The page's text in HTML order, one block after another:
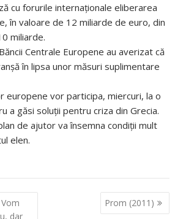
cu forurile internaţionale eliberarea
în valoare de 12 miliarde de euro, din
miliarde.
Centrale Europene au averizat că
în lipsa unor măsuri suplimentare
europene vor participa, miercuri, la o
a găsi soluţii pentru criza din Grecia.
de ajutor va însemna condiţii mult
elen.
dar
Prom (2011)